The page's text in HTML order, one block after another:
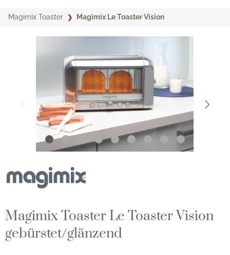
Magimix Toaster Magimix Le Toaster Vision
Magimix Toaster Le Toaster Vision
gebürstet/glänzend